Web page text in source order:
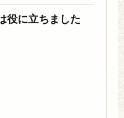
役に立ちました